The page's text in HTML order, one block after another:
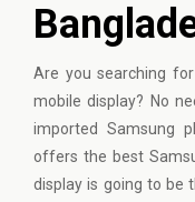
Are you searching
mobile display? No
imported Samsung
offers the best
display is going to be